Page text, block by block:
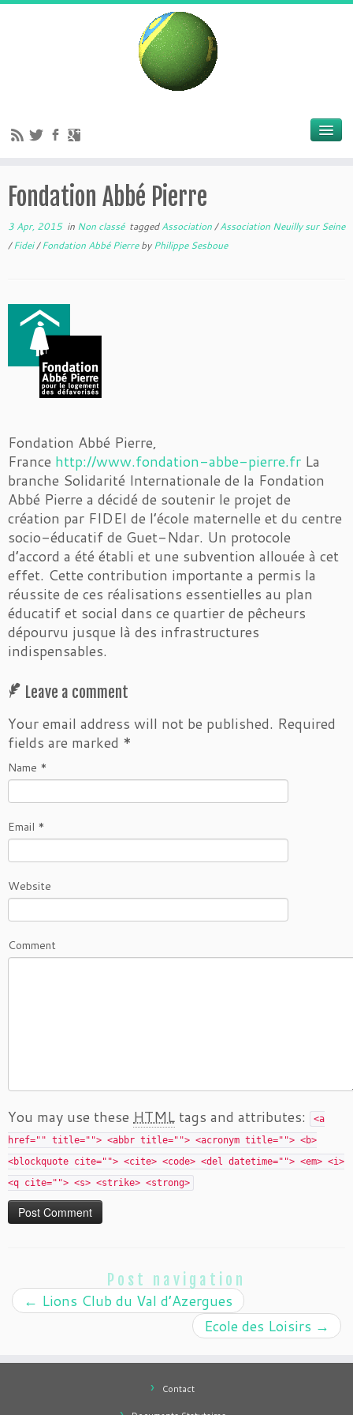
Fondation Abbé Pierre
3 Apr, 2015in Non classé taggedAssociation/Association Neuilly sur Seine
/Fidei/Fondation Abbé PierrebyPhilippe Sesboue
Fondation Abbé Pierre,
France http://www.fondation-abbe-pierre.fr La
branche Solidarité Internationale de la Fondation
Abbé Pierre a décidé de soutenir le projet de
création par FIDEI de l’école maternelle et du centre
socio-éducatif de Guet-Ndar. Un protocole
d’accord a été établi et une subvention allouée à cet
effet. Cette contribution importante a permis la
réussite de ces réalisations essentielles au plan
éducatif et social dans ce quartier de pêcheurs
dépourvu jusque là des infrastructures
indispensables.
Leave a comment
Your email address will not be published. Required
fields are marked *
Name *
Email *
Website
Comment
You may use these HTML tags and attributes:
<a
href="" title=""> <abbr title=""> <acronym title=""> <b>
<blockquote cite=""> <cite> <code> <del datetime=""> <em> <i>
<q cite=""> <s> <strike> <strong>
Post navigation
← Lions Club du Val d’Azergues
Ecole des Loisirs →
Contact